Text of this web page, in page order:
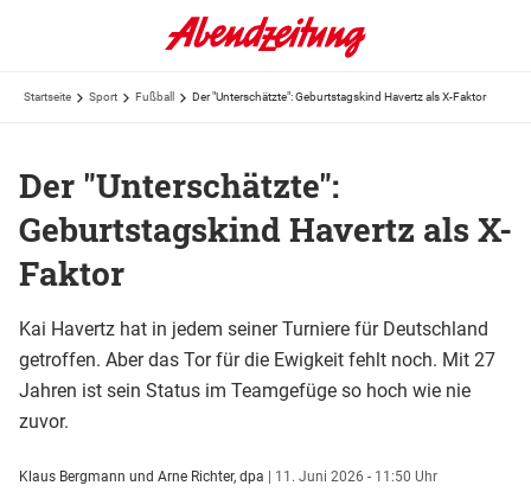
Startseite Sport Fußball Der "Unterschätzte": Geburtstagskind Havertz als X-Faktor
Der "Unterschätzte":
Geburtstagskind Havertz als X-
Faktor
Kai Havertz hat in jedem seiner Turniere für Deutschland
getroffen. Aber das Tor für die Ewigkeit fehlt noch. Mit 27
Jahren ist sein Status im Teamgefüge so hoch wie nie
zuvor.
Klaus Bergmann und Arne Richter, dpa | 11. Juni 2026 - 11:50 Uhr